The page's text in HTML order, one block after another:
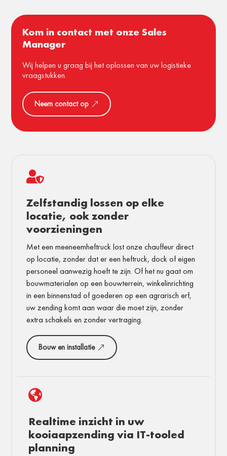
Kom in contact met onze Sales
Manager
Wij helpen u graag bij het oplossen van uw logistieke
vraagstukken.
Neem contact op

Zelfstandig lossen op elke
locatie, ook zonder
voorzieningen
Met een meeneemheftruck lost onze chauffeur direct
op locatie, zonder dat er een heftruck, dock of eigen
personeel aanwezig hoeft te zijn. Of het nu gaat om
bouwmaterialen op een bouwterrein, winkelinrichting
in een binnenstad of goederen op een agrarisch erf,
uw zending komt aan waar die moet zijn, zonder
extra schakels en zonder vertraging.
Bouw en installatie

Realtime inzicht in uw
kooiaapzending via IT-tooled
planning